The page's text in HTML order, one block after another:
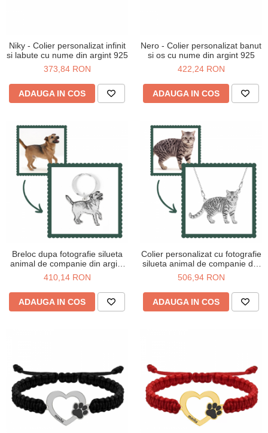
Niky - Colier personalizat infinit
si labute cu nume din argint 925
373,84 RON
ADAUGA IN COS
Nero - Colier personalizat banut
si os cu nume din argint 925
422,24 RON
ADAUGA IN COS
Breloc dupa fotografie silueta
animal de companie din argint
si inel de inox
410,14 RON
ADAUGA IN COS
Colier personalizat cu fotografie
silueta animal de companie din
argint 925
506,94 RON
ADAUGA IN COS